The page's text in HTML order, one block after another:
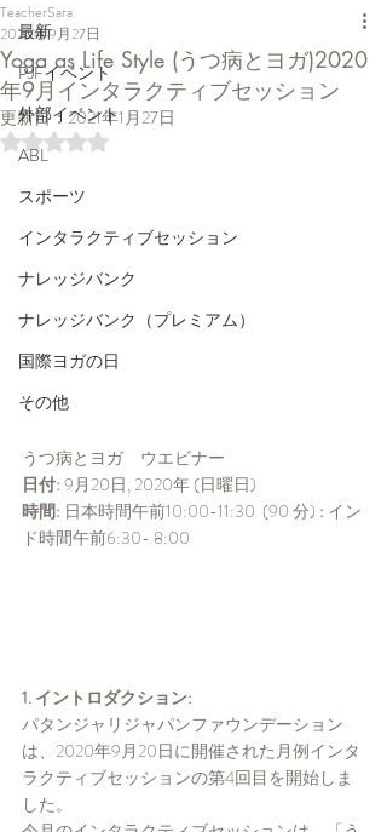
最新
PJFイベント
外部イベント
ABL
スポーツ
インタラクティブセッション
ナレッジバンク
ナレッジバンク（プレミアム）
国際ヨガの日
その他
Yoga as Life Style (うつ病とヨガ)2020
年9月インタラクティブセッション
TeacherSara
2020年9月27日
更新日：2021年1月27日
5つ星のうちNaNと評価されています。
うつ病とヨガ　ウエビナー
日付: 9月20日, 2020年 (日曜日)
時間: 日本時間午前10:00-11:30  (90 分) : イン
ド時間午前6:30- 8:00
1. イントロダクション:
パタンジャリジャパンファウンデーション
は、2020年9月20日に開催された月例インタ
ラクティブセッションの第4回目を開始しま
した。